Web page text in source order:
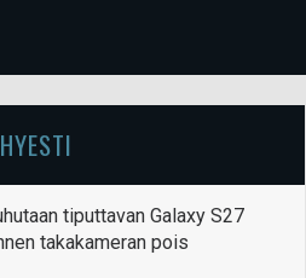
tiputtavan Galaxy S27
takakameran pois